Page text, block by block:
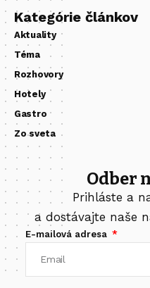
Kategórie článkov
Aktuality
Téma
Rozhovory
Hotely
Gastro
Zo sveta
Odber
Prihláste a
a dostávajte naše
E-mailová adresa